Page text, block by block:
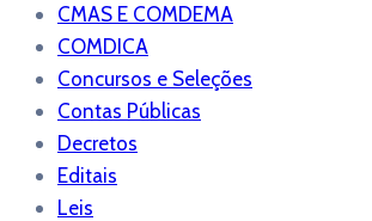
CMAS E COMDEMA
COMDICA
Concursos e Seleções
Contas Públicas
Decretos
Editais
Leis